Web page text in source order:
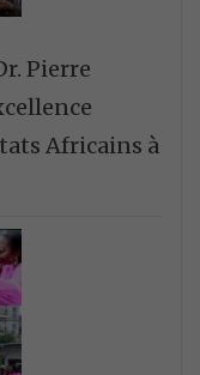
Pierre
Africains à